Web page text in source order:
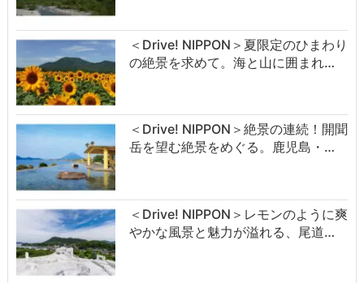
＜Drive! NIPPON＞夏限定のひまわり
の絶景を求めて。海と山に囲まれ…
＜Drive! NIPPON＞絶景の連続！開聞
岳を望む絶景をめぐる。鹿児島・…
＜Drive! NIPPON＞レモンのように爽
やかな風景と魅力が溢れる、尾道…